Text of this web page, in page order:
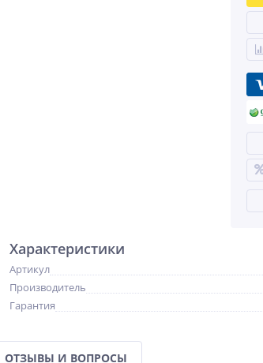
Характеристики
Артикул
Производитель
Гарантия
ОТЗЫВЫ И ВОПРОСЫ